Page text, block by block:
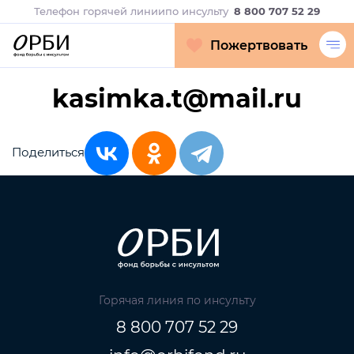
Телефон горячей линиипо инсульту 8 800 707 52 29
Пожертвовать
kasimka.t@mail.ru
Поделиться
Горячая линия по инсульту
8 800 707 52 29